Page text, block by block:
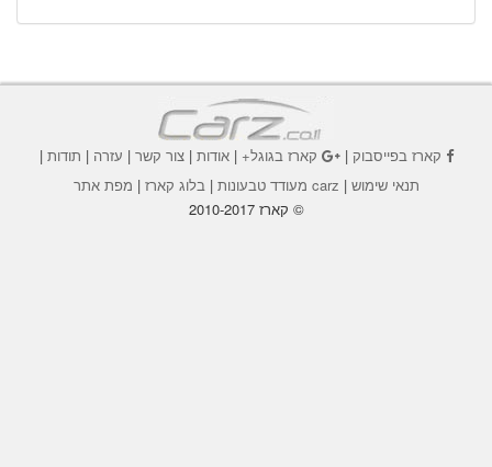
קארז בפייסבוק| קארז בגוגל+|אודות |צור קשר | עזרה | תודות |
תנאי שימוש | carz מעודד טבעונות | בלוג קארז | מפת אתר
© קארז 2010-2017